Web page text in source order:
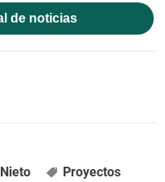
de noticias
Proyectos